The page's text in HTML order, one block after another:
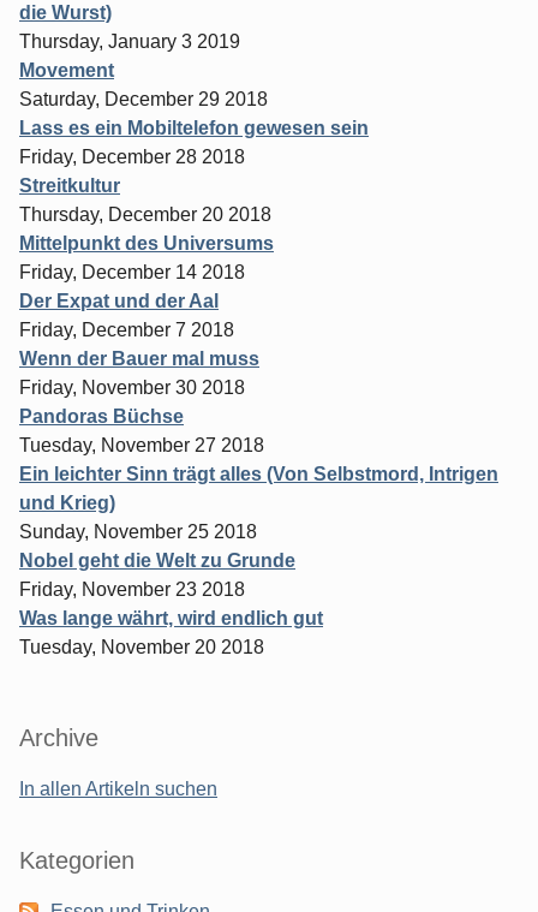
die Wurst)
Thursday, January 3 2019
Movement
Saturday, December 29 2018
Lass es ein Mobiltelefon gewesen sein
Friday, December 28 2018
Streitkultur
Thursday, December 20 2018
Mittelpunkt des Universums
Friday, December 14 2018
Der Expat und der Aal
Friday, December 7 2018
Wenn der Bauer mal muss
Friday, November 30 2018
Pandoras Büchse
Tuesday, November 27 2018
Ein leichter Sinn trägt alles (Von Selbstmord, Intrigen
und Krieg)
Sunday, November 25 2018
Nobel geht die Welt zu Grunde
Friday, November 23 2018
Was lange währt, wird endlich gut
Tuesday, November 20 2018
Archive
In allen Artikeln suchen
Kategorien